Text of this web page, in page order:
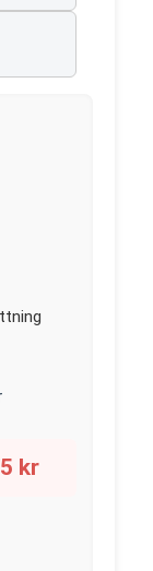
kr